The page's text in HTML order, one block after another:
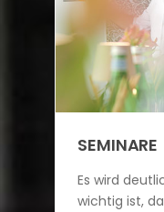
SEMINARE
Es wird
wichtig ist,